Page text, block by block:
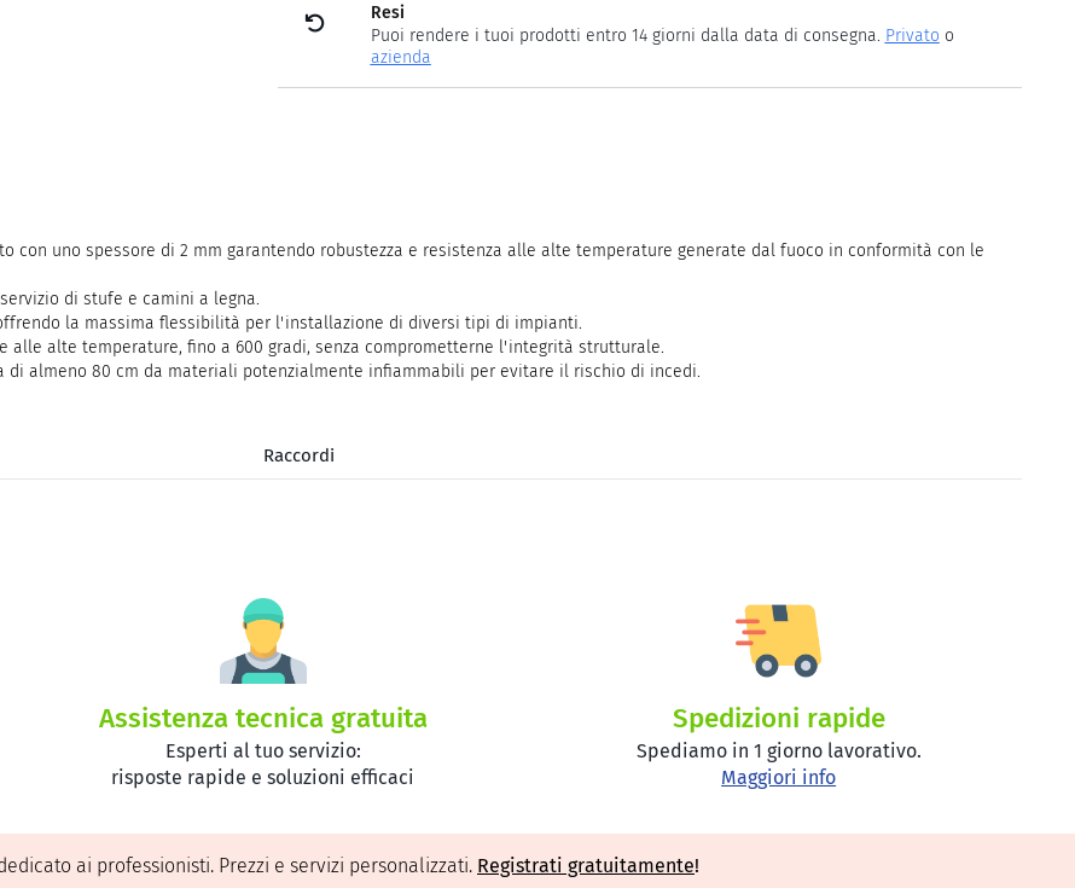
Resi
Puoi rendere i tuoi prodotti entro 14 giorni dalla data di consegna. Privato o
azienda
con uno spessore di 2 mm garantendo robustezza e resistenza alle alte temperature generate dal fuoco in conformità con le
di stufe e camini a legna.
offrendo la massima flessibilità per l'installazione di diversi tipi di impianti.
alte temperature, fino a 600 gradi, senza comprometterne l'integrità strutturale.
almeno 80 cm da materiali potenzialmente infiammabili per evitare il rischio di incedi.
Raccordi
Assistenza tecnica gratuita
Esperti al tuo servizio:
risposte rapide e soluzioni efficaci
Spedizioni rapide
Spediamo in 1 giorno lavorativo.
Maggiori info
ai professionisti. Prezzi e servizi personalizzati. Registrati gratuitamente!